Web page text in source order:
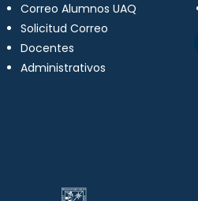
Correo Alumnos UAQ
Solicitud Correo
Docentes
Administrativos